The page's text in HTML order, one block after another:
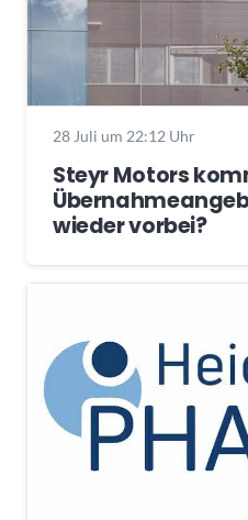
28 Juli um 22:12 Uhr
Steyr Motors
wieder vorbei?